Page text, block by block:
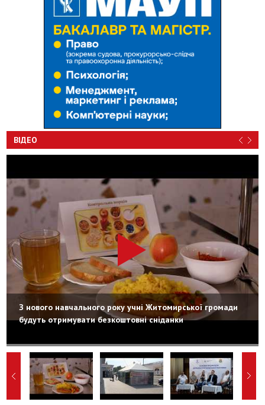
ВІДЕО
З нового навчального року учні Житомирської громади
будуть отримувати безкоштовні сніданки